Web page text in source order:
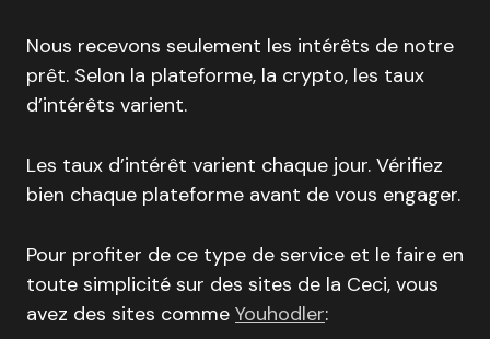
Nous recevons seulement les intérêts de notre
prêt. Selon la plateforme, la crypto, les taux
d’intérêts varient.
Les taux d’intérêt varient chaque jour. Vérifiez
bien chaque plateforme avant de vous engager.
Pour profiter de ce type de service et le faire en
toute simplicité sur des sites de la Ceci, vous
avez des sites comme Youhodler: